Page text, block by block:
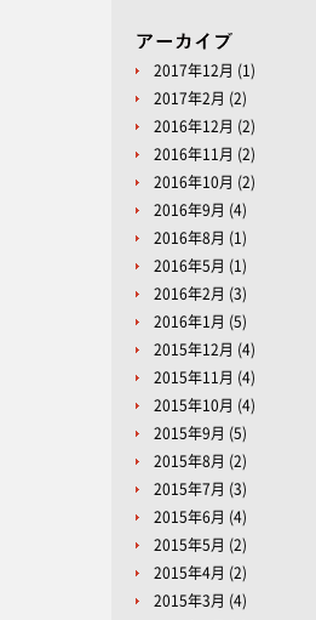
2017年12月 (1)
2017年2月 (2)
2016年12月 (2)
2016年11月 (2)
2016年10月 (2)
2016年9月 (4)
2016年8月 (1)
2016年5月 (1)
2016年2月 (3)
2016年1月 (5)
2015年12月 (4)
2015年11月 (4)
2015年10月 (4)
2015年9月 (5)
2015年8月 (2)
2015年7月 (3)
2015年6月 (4)
2015年5月 (2)
2015年4月 (2)
2015年3月 (4)